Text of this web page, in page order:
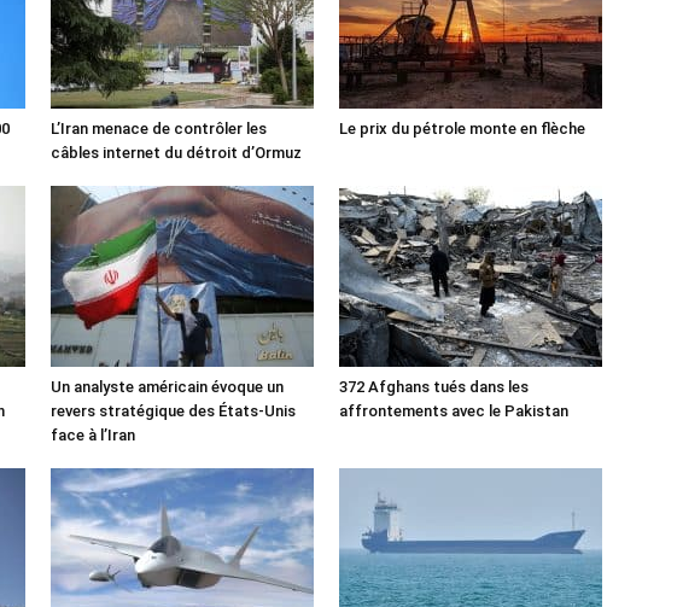
L’Iran menace de contrôler les
câbles internet du détroit d’Ormuz
Le prix du pétrole monte en flèche
Un analyste américain évoque un
revers stratégique des États-Unis
face à l’Iran
372 Afghans tués dans les
affrontements avec le Pakistan